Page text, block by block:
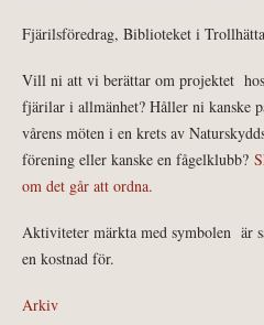
Fjärilsföredrag, Biblioteket i
Vill ni att vi berättar om projektet
fjärilar i allmänhet? Håller ni kanske
vårens möten i en krets av
förening eller kanske en fågelklubb?
om det går att ordna.
Aktiviteter märkta med symbolen är
en kostnad för.
Arkiv